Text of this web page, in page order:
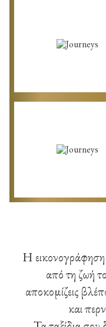
Η εικονογράφηση
από τη ζωή
αποκομίζεις
και